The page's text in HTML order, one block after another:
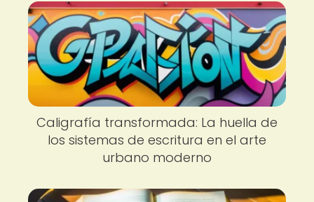
Caligrafía transformada: La huella de
los sistemas de escritura en el arte
urbano moderno